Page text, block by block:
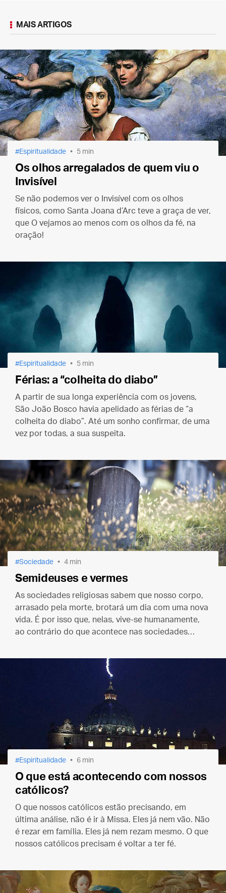
MAIS ARTIGOS
Espiritualidade 5 min
Os olhos arregalados de quem viu o
Invisível
Se não podemos ver o Invisível com os olhos
físicos, como Santa Joana d’Arc teve a graça de ver,
que O vejamos ao menos com os olhos da fé, na
oração!
Espiritualidade 5 min
Férias: a “colheita do diabo”
A partir de sua longa experiência com os jovens,
São João Bosco havia apelidado as férias de “a
colheita do diabo”. Até um sonho confirmar, de uma
vez por todas, a sua suspeita.
Sociedade 4 min
Semideuses e vermes
As sociedades religiosas sabem que nosso corpo,
arrasado pela morte, brotará um dia com uma nova
vida. É por isso que, nelas, vive-se humanamente,
ao contrário do que acontece nas sociedades
Espiritualidade 6 min
O que está acontecendo com nossos
católicos?
O que nossos católicos estão precisando, em
última análise, não é ir à Missa. Eles já nem vão. Não
é rezar em família. Eles já nem rezam mesmo. O que
nossos católicos precisam é voltar a ter fé.